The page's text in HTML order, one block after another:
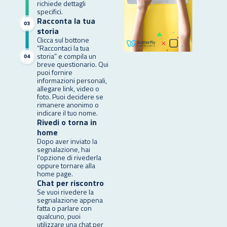
richiede dettagli
specifici.
Racconta la tua
storia
Clicca sul bottone
“Raccontaci la tua
storia” e compila un
breve questionario. Qui
puoi fornire
informazioni personali,
allegare link, video o
foto. Puoi decidere se
rimanere anonimo o
indicare il tuo nome.
Rivedi o torna in
home
Dopo aver inviato la
segnalazione, hai
l’opzione di rivederla
oppure tornare alla
home page.
Chat per riscontro
Se vuoi rivedere la
segnalazione appena
fatta o parlare con
qualcuno, puoi
utilizzare una chat per